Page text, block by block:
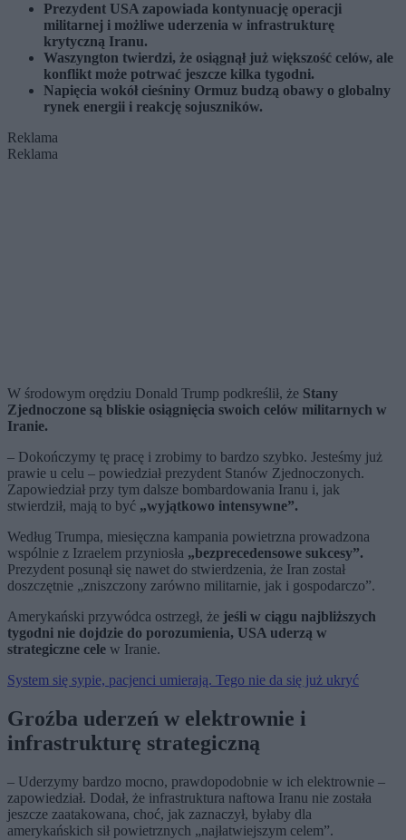
Prezydent USA zapowiada kontynuację operacji
militarnej i możliwe uderzenia w infrastrukturę
krytyczną Iranu.
Waszyngton twierdzi, że osiągnął już większość celów, ale
konflikt może potrwać jeszcze kilka tygodni.
Napięcia wokół cieśniny Ormuz budzą obawy o globalny
rynek energii i reakcję sojuszników.
Reklama
Reklama
W środowym orędziu Donald Trump podkreślił, że Stany
Zjednoczone są bliskie osiągnięcia swoich celów militarnych w
Iranie.
– Dokończymy tę pracę i zrobimy to bardzo szybko. Jesteśmy już
prawie u celu – powiedział prezydent Stanów Zjednoczonych.
Zapowiedział przy tym dalsze bombardowania Iranu i, jak
stwierdził, mają to być „wyjątkowo intensywne”.
Według Trumpa, miesięczna kampania powietrzna prowadzona
wspólnie z Izraelem przyniosła „bezprecedensowe sukcesy”.
Prezydent posunął się nawet do stwierdzenia, że Iran został
doszczętnie „zniszczony zarówno militarnie, jak i gospodarczo”.
Amerykański przywódca ostrzegł, że jeśli w ciągu najbliższych
tygodni nie dojdzie do porozumienia, USA uderzą w
strategiczne cele w Iranie.
System się sypie, pacjenci umierają. Tego nie da się już ukryć
Groźba uderzeń w elektrownie i
infrastrukturę strategiczną
– Uderzymy bardzo mocno, prawdopodobnie w ich elektrownie –
zapowiedział. Dodał, że infrastruktura naftowa Iranu nie została
jeszcze zaatakowana, choć, jak zaznaczył, byłaby dla
amerykańskich sił powietrznych „najłatwiejszym celem”.